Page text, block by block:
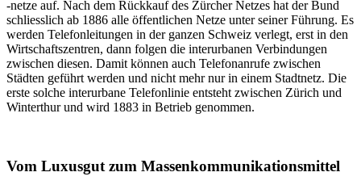
-netze auf. Nach dem Rückkauf des Zürcher Netzes hat der Bund
schliesslich ab 1886 alle öffentlichen Netze unter seiner Führung. Es
werden Telefonleitungen in der ganzen Schweiz verlegt, erst in den
Wirtschaftszentren, dann folgen die interurbanen Verbindungen
zwischen diesen. Damit können auch Telefonanrufe zwischen
Städten geführt werden und nicht mehr nur in einem Stadtnetz. Die
erste solche interurbane Telefonlinie entsteht zwischen Zürich und
Winterthur und wird 1883 in Betrieb genommen.
Vom Luxusgut zum Massenkommunikationsmittel